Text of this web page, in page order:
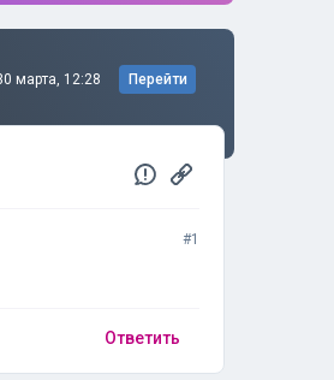
марта, 12:28 Перейти
#1
Ответить